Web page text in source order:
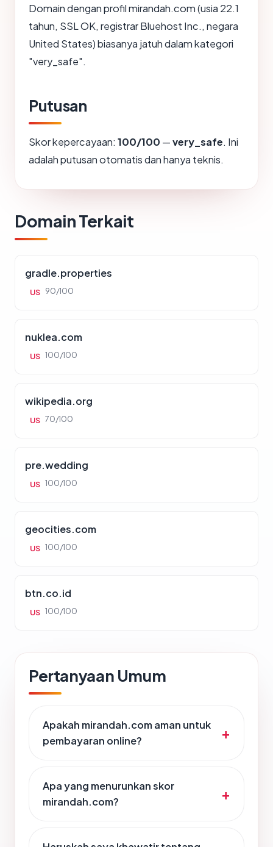
Domain dengan profil mirandah.com (usia 22.1
tahun, SSL OK, registrar Bluehost Inc., negara
United States) biasanya jatuh dalam kategori
"very_safe".
Putusan
Skor kepercayaan: 100/100 —very_safe. Ini
adalah putusan otomatis dan hanya teknis.
Domain Terkait
gradle.properties
US 90/100
nuklea.com
US 100/100
wikipedia.org
US 70/100
pre.wedding
US 100/100
geocities.com
US 100/100
btn.co.id
US 100/100
Pertanyaan Umum
Apakah mirandah.com aman untuk
pembayaran online?
Apa yang menurunkan skor
mirandah.com?